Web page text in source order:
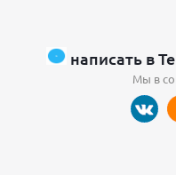
написать в
Мы в